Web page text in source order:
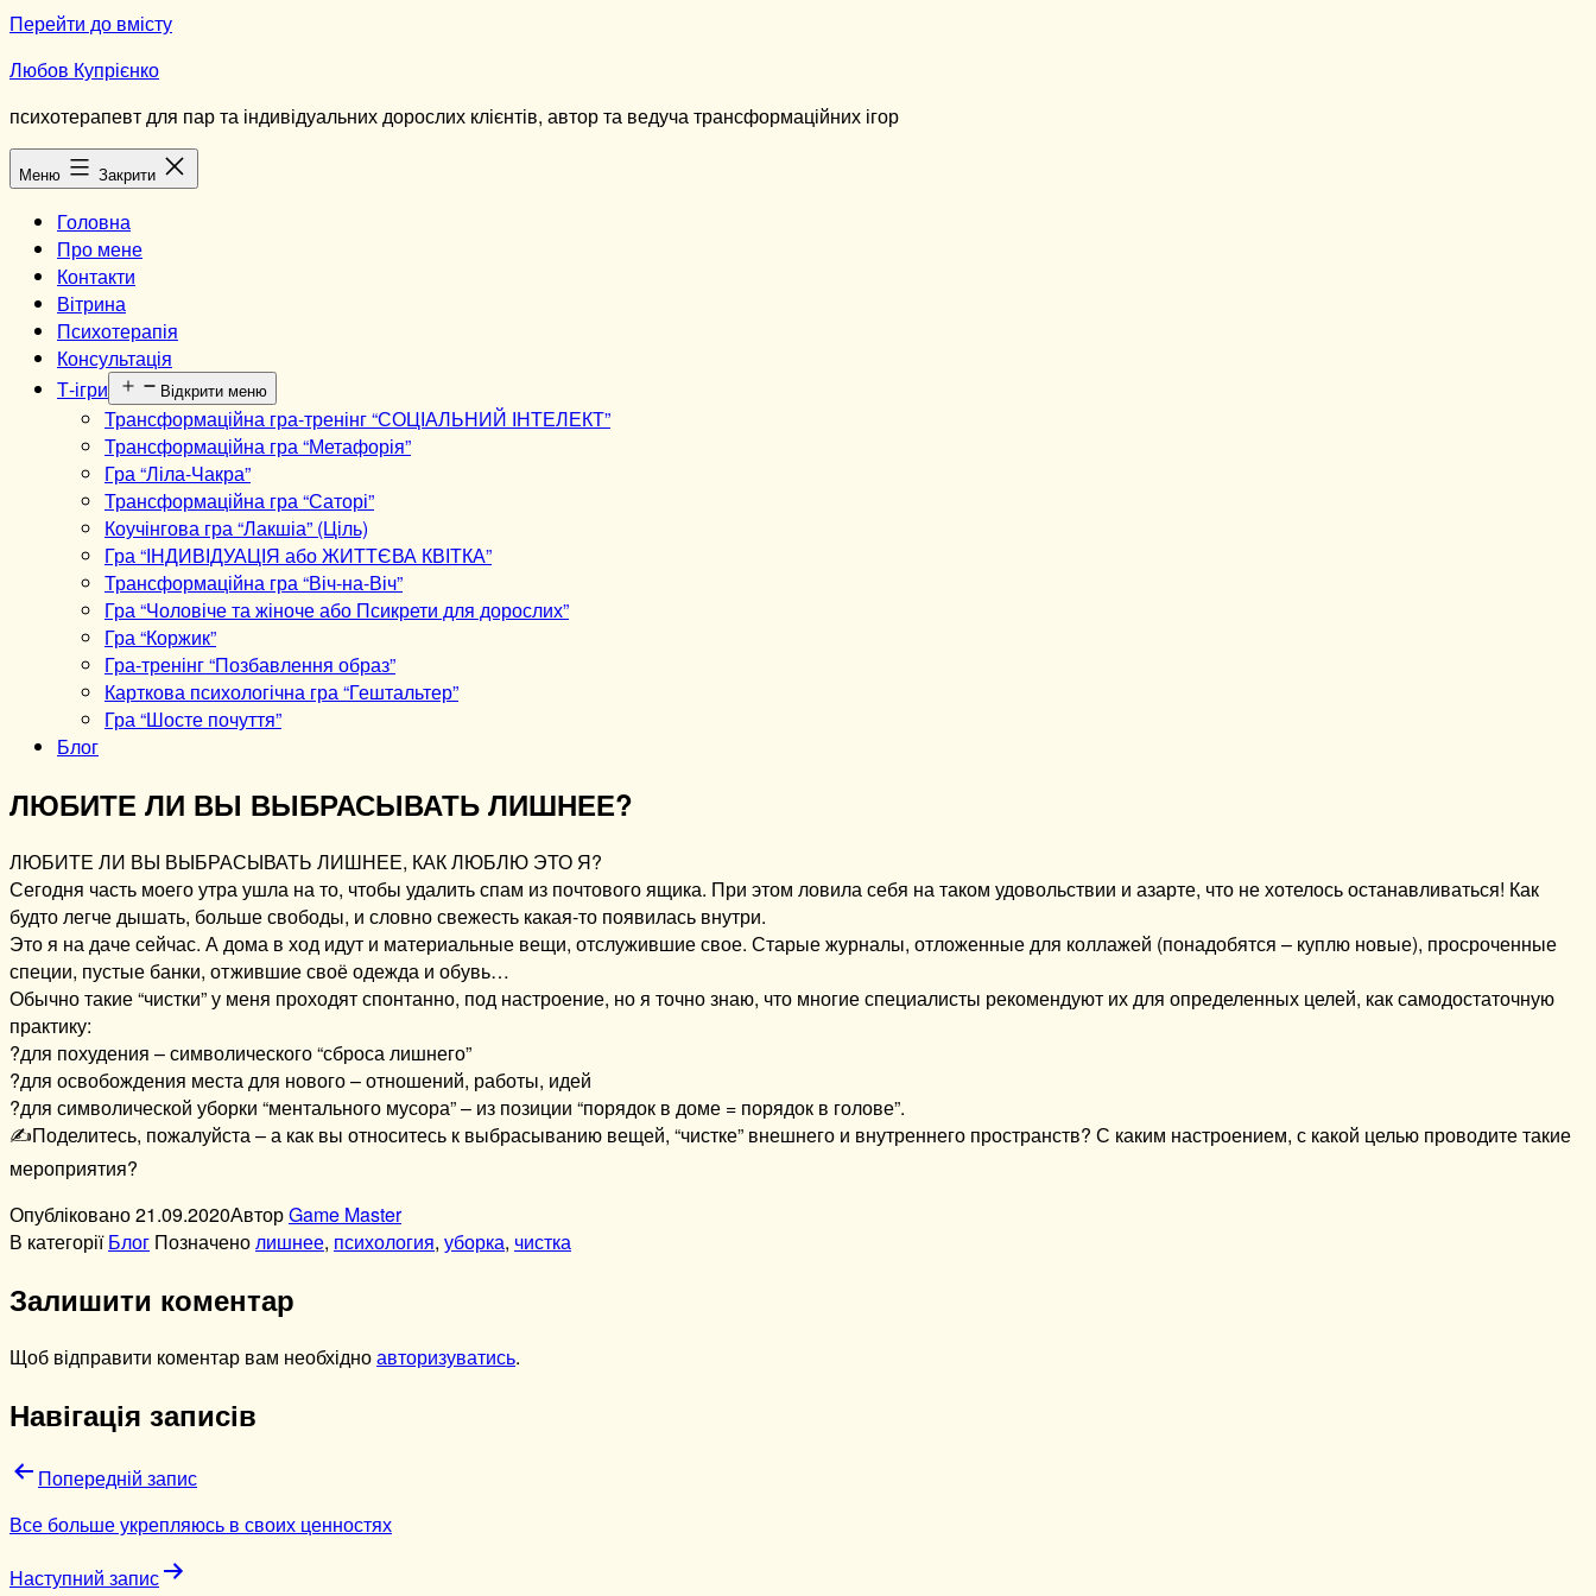
Перейти до вмісту
Любов Купрієнко
психотерапевт для пар та індивідуальних дорослих клієнтів, автор та ведуча трансформаційних ігор
Меню Закрити
Головна
Про мене
Контакти
Вітрина
Психотерапія
Консультація
Т-ігри
Відкрити меню
Трансформаційна гра-тренінг “СОЦІАЛЬНИЙ ІНТЕЛЕКТ”
Трансформаційна гра “Метафорія”
Гра “Ліла-Чакра”
Трансформаційна гра “Саторі”
Коучінгова гра “Лакшіа” (Ціль)
Гра “ІНДИВІДУАЦІЯ або ЖИТТЄВА КВІТКА”
Трансформаційна гра “Віч-на-Віч”
Гра “Чоловіче та жіноче або Псикрети для дорослих”
Гра “Коржик”
Гра-тренінг “Позбавлення образ”
Карткова психологічна гра “Гештальтер”
Гра “Шосте почуття”
Блог
ЛЮБИТЕ ЛИ ВЫ ВЫБРАСЫВАТЬ ЛИШНЕЕ?
ЛЮБИТЕ ЛИ ВЫ ВЫБРАСЫВАТЬ ЛИШНЕЕ, КАК ЛЮБЛЮ ЭТО Я?
Сегодня часть моего утра ушла на то, чтобы удалить спам из почтового ящика. При этом ловила себя на таком удовольствии и азарте, что не хотелось останавливаться! Как
будто легче дышать, больше свободы, и словно свежесть какая-то появилась внутри.
Это я на даче сейчас. А дома в ход идут и материальные вещи, отслужившие свое. Старые журналы, отложенные для коллажей (понадобятся – куплю новые), просроченные
специи, пустые банки, отжившие своё одежда и обувь…
Обычно такие “чистки” у меня проходят спонтанно, под настроение, но я точно знаю, что многие специалисты рекомендуют их для определенных целей, как самодостаточную
практику:
?для похудения – символического “сброса лишнего”
?для освобождения места для нового – отношений, работы, идей
?для символической уборки “ментального мусора” – из позиции “порядок в доме = порядок в голове”.
✍️Поделитесь, пожалуйста – а как вы относитесь к выбрасыванию вещей, “чистке” внешнего и внутреннего пространств? С каким настроением, с какой целью проводите такие
мероприятия?
Опубліковано21.09.2020АвторGame Master
В категоріїБлог Позначенолишнее, психология, уборка, чистка
Залишити коментар
Щоб відправити коментар вам необхідноавторизуватись.
Навігація записів
Попередній запис
Все больше укрепляюсь в своих ценностях
Наступний запис